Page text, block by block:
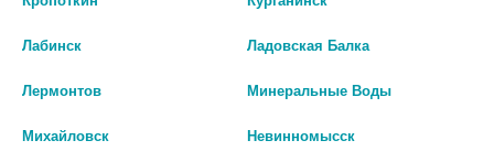
Лабинск Ладовская Балка
Лермонтов Минеральные Воды
Михайловск Невинномысск